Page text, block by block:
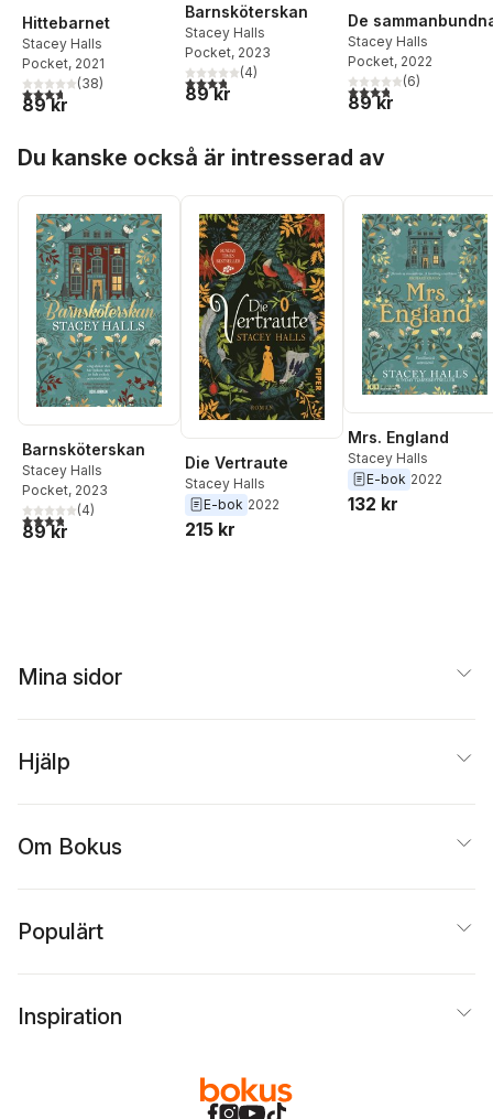
Hittebarnet
Stacey Halls
Pocket, 2021
3,7utav 5 stjärnor. Totalt antal röster:
(38)
89 kr
Barnsköterskan
Stacey Halls
Pocket, 2023
3,8utav 5 stjärnor. Totalt antal röster:
(4)
89 kr
De
Stacey Halls
Pocket, 2022
3,8utav 5 stjärnor.
(6)
89 kr
Du kanske också är intresserad av
Barnsköterskan
Stacey Halls
Pocket, 2023
3,8utav 5 stjärnor. Totalt antal röster:
(4)
89 kr
Die Vertraute
Stacey Halls
E-bok 2022
215 kr
Mrs. England
Stacey Halls
E-bok 2022
132 kr
Mina sidor
Hjälp
Om Bokus
Populärt
Inspiration